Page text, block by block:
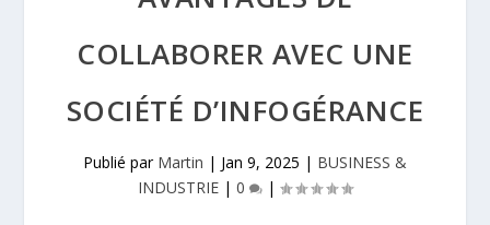
COLLABORER AVEC UNE
SOCIÉTÉ D’INFOGÉRANCE
Publié par Martin | Jan 9, 2025 | BUSINESS &
INDUSTRIE | 0 |